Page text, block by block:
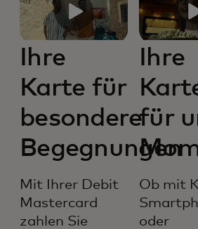
Ihre
Karte für
besondere
Begegnungen
Mit Ihrer Debit
Mastercard
zahlen Sie
Ihre
für
Ob mit
oder